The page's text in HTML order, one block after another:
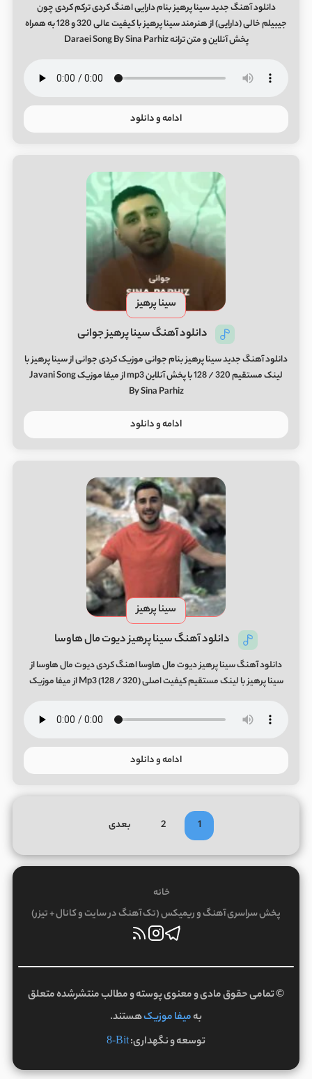
دانلود آهنگ جدید سینا پرهیز بنام دارایی اهنگ کردی ترکم کردی چون
جیبیلم خالی (دارایی) از هنرمند سینا پرهیز با کیفیت عالی 320 و 128 به همراه
پخش آنلاین و متن ترانه Daraei Song By Sina Parhiz
ادامه و دانلود
سینا پرهیز
دانلود آهنگ سینا پرهیز جوانی
دانلود آهنگ جدید سینا پرهیز بنام جوانی موزیک کردی جوانی از سینا پرهیز با
لینک مستقیم 320 / 128 با پخش آنلاین mp3 از میفا موزیک Javani Song
By Sina Parhiz
ادامه و دانلود
سینا پرهیز
دانلود آهنگ سینا پرهیز دیوت مال هاوسا
دانلود آهنگ سینا پرهیز دیوت مال هاوسا اهنگ کردی دیوت مال هاوسا از
سینا پرهیز با لینک مستقیم کیفیت اصلی (320 / 128) Mp3 از میفا موزیک
ادامه و دانلود
1
2 بعدی
خانه
پخش سراسری آهنگ و ریمیکس (تک آهنگ در سایت و کانال + تیزر)
© تمامی حقوق مادی و معنوی پوسته و مطالب منتشرشده متعلق
بهمیفا موزیکهستند.
توسعه و نگهداری:8-Bit